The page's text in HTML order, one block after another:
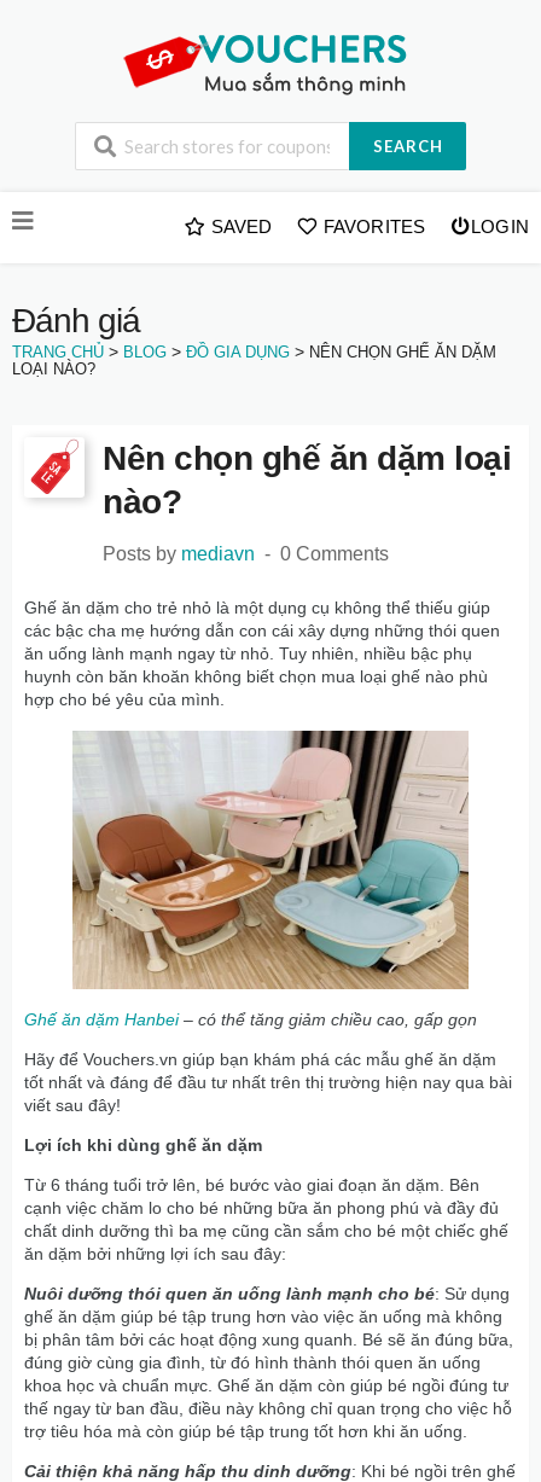
SEARCH
to
SAVED FAVORITES LOGIN
Đánh giá
TRANG CHỦ > BLOG > ĐỒ GIA DỤNG > NÊN CHỌN GHẾ ĂN DẶM
LOẠI NÀO?
Nên chọn ghế ăn dặm loại
nào?
Posts by mediavn 0 Comments
Ghế ăn dặm cho trẻ nhỏ là một dụng cụ không thể thiếu giúp
các bậc cha mẹ hướng dẫn con cái xây dựng những thói quen
ăn uống lành mạnh ngay từ nhỏ. Tuy nhiên, nhiều bậc phụ
huynh còn băn khoăn không biết chọn mua loại ghế nào phù
hợp cho bé yêu của mình.
Ghế ăn dặm Hanbei– có thể tăng giảm chiều cao, gấp gọn
Hãy để Vouchers.vn giúp bạn khám phá các mẫu ghế ăn dặm
tốt nhất và đáng để đầu tư nhất trên thị trường hiện nay qua bài
viết sau đây!
Lợi ích khi dùng ghế ăn dặm
Từ 6 tháng tuổi trở lên, bé bước vào giai đoạn ăn dặm. Bên
cạnh việc chăm lo cho bé những bữa ăn phong phú và đầy đủ
chất dinh dưỡng thì ba mẹ cũng cần sắm cho bé một chiếc ghế
ăn dặm bởi những lợi ích sau đây:
Nuôi dưỡng thói quen ăn uống lành mạnh cho bé: Sử dụng
ghế ăn dặm giúp bé tập trung hơn vào việc ăn uống mà không
bị phân tâm bởi các hoạt động xung quanh. Bé sẽ ăn đúng bữa,
đúng giờ cùng gia đình, từ đó hình thành thói quen ăn uống
khoa học và chuẩn mực. Ghế ăn dặm còn giúp bé ngồi đúng tư
thế ngay từ ban đầu, điều này không chỉ quan trọng cho việc hỗ
trợ tiêu hóa mà còn giúp bé tập trung tốt hơn khi ăn uống.
Cải thiện khả năng hấp thu dinh dưỡng: Khi bé ngồi trên ghế